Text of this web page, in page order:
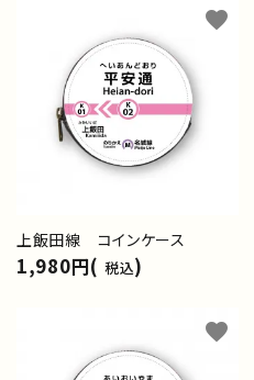
上飯田線 コインケース
1,980円( 税込)
favorite
favorite